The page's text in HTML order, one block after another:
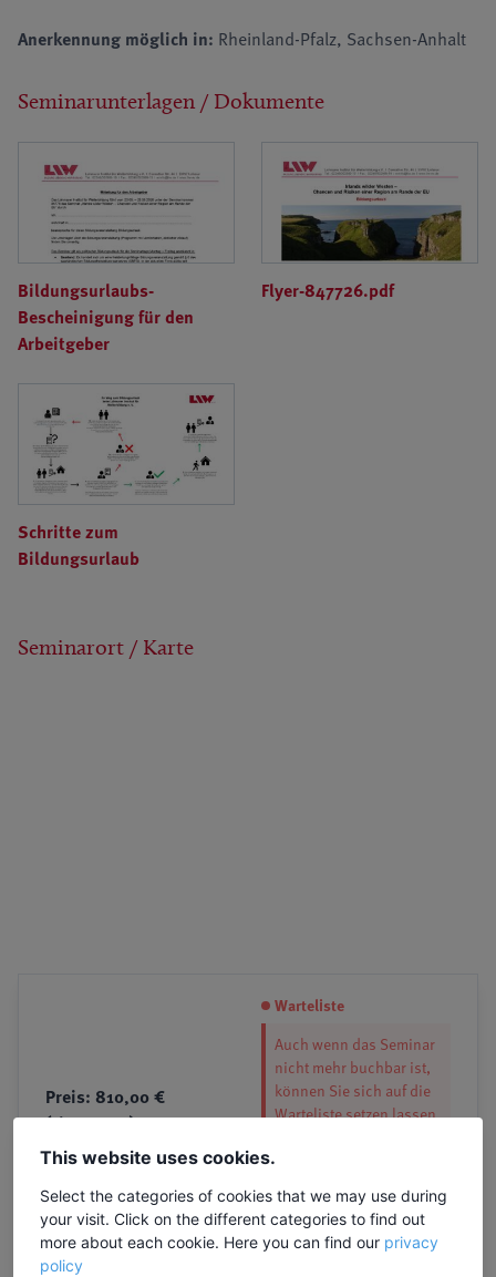
Anerkennung möglich in: Rheinland-Pfalz, Sachsen-Anhalt
Seminarunterlagen / Dokumente
Bildungsurlaubs-
Bescheinigung für den
Arbeitgeber
Flyer-847726.pdf
Schritte zum
Bildungsurlaub
Seminarort / Karte
Preis: 810,00 €
(Firma: 0 €)
inkl. Ü/F | EZ-Zuschlag: 250,- €
insgesamt
Warteliste
Auch wenn das Seminar
nicht mehr buchbar ist,
können Sie sich auf die
Warteliste setzen lassen.
Abmeldungen kommt.
Zur Warteliste
This website uses cookies.
Select the categories of cookies that we may use during
your visit. Click on the different categories to find out
more about each cookie. Here you can find our privacy
policy